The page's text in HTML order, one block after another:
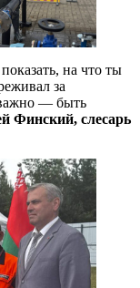
на что ты
за
важно — быть
Финский, слесарь